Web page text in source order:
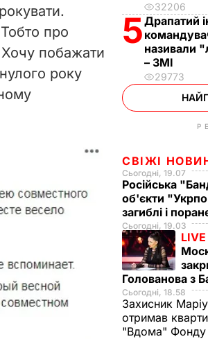
про
побажати
року
32206
5Драпатий
називали
– ЗМІ
29773
СВІЖІ
Сьогодні, 19.07
Російська
об'єкти
загиблі і
Сьогодні, 19.03
LIVE
Голованова з
Сьогодні, 18.58
Захисник
отримав
"Вдома" Фонду